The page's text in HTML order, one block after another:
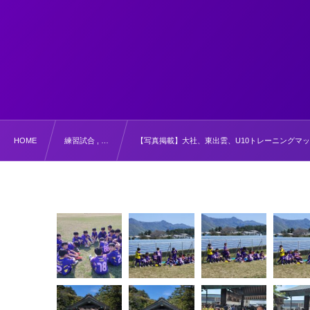
HOME 練習試合 , … 【写真掲載】大社、東出雲、U10トレーニングマ